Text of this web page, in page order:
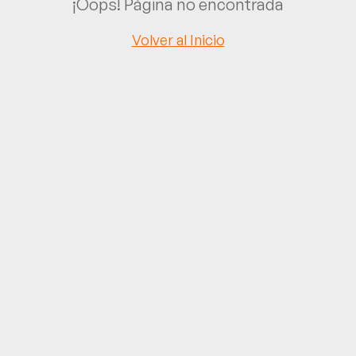
¡Oops! Página no encontrada
Volver al Inicio